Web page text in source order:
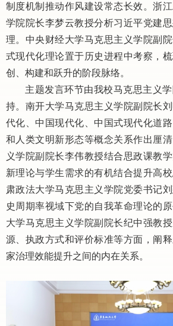
制度机制推动作风建设常态长效。浙
学院院长李梦云教授分析习近平党建
理。中央财经大学马克思主义学院副
式现代化理论置于历史进程中考察，
创、构建和跃升的阶段脉络。
主题发言环节由我校马克思主义
持。南开大学马克思主义学院副院长
代化、中国现代化、中国式现代化道
和人类文明新形态等概念关系作出厘
义学院副院长李伟教授结合思政课教
新理论与学生需求的有机结合提升高
肃政法大学马克思主义学院党委书记
史周期率视域下党的自我革命理论的
大学马克思主义学院副院长纪中强教
源、执政方式和评价标准等方面，阐
家治理效能提升之间的内在关系。